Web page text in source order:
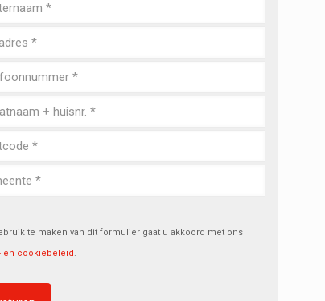
te maken van dit formulier gaat u akkoord met ons
en cookiebeleid